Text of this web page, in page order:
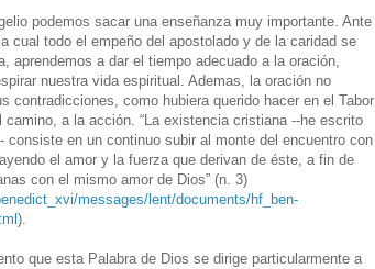
podemos sacar una enseñanza muy importante. Ante
cual todo el empeño del apostolado y de la caridad se
aprendemos a dar el tiempo adecuado a la oración,
nuestra vida espiritual. Ademas, la oración no
contradicciones, como hubiera querido hacer en el Tabor
camino, a la acción. “La existencia cristiana --he escrito
consiste en un continuo subir al monte del encuentro con
el amor y la fuerza que derivan de éste, a fin de
con el mismo amor de Dios” (n. 3)
messages/lent/documents/hf_ben-
).
que esta Palabra de Dios se dirige particularmente a